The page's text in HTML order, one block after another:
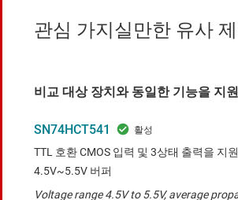
관심 가지실만한 유사
비교 대상 장치와 동일한 기능을 지
SN74HCT541
TTL 호환 CMOS 입력 및 3상태 출력을 지
4.5V~5.5V 버퍼
Voltage range 4.5V to 5.5V, average